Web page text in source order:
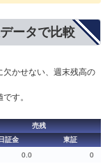
ータで比較
かせない、週末残高の
す。
売残
証金
東証
0.0 0